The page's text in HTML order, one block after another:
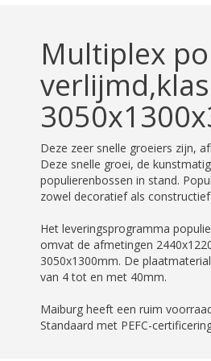
Multiplex
Deze zeer snelle groeiers zijn,
Deze snelle groei, de
populierenbossen in stand.
zowel decoratief als
Het leveringsprogramma
omvat de afmetingen
3050x1300mm. De
van 4 tot en met 40mm.
Maiburg heeft een ruim
Standaard met PEFC-